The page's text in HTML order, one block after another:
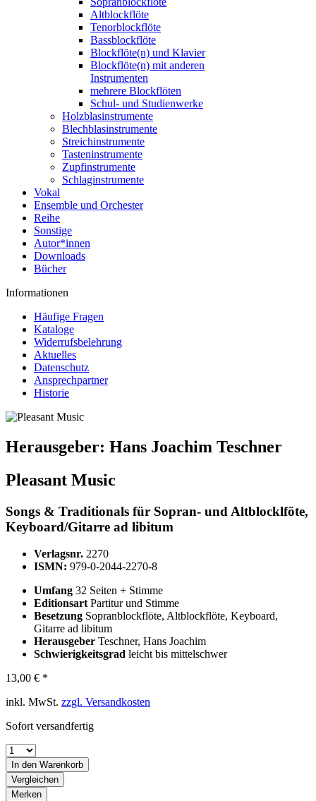
Altblockflöte
Tenorblockflöte
Bassblockflöte
Blockflöte(n) und Klavier
Blockflöte(n) mit anderen
Instrumenten
mehrere Blockflöten
Schul- und Studienwerke
Holzblasinstrumente
Blechblasinstrumente
Streichinstrumente
Tasteninstrumente
Zupfinstrumente
Schlaginstrumente
Vokal
Ensemble und Orchester
Reihe
Sonstige
Autor*innen
Downloads
Bücher
Informationen
Häufige Fragen
Kataloge
Widerrufsbelehrung
Aktuelles
Datenschutz
Ansprechpartner
Historie
Herausgeber: Hans Joachim Teschner
Pleasant Music
Songs & Traditionals für Sopran- und Altblocklföte,
Keyboard/Gitarre ad libitum
Verlagsnr. 2270
ISMN: 979-0-2044-2270-8
Umfang 32 Seiten + Stimme
EditionsartPartitur und Stimme
Besetzung Sopranblockflöte, Altblockflöte, Keyboard,
Gitarre ad libitum
Herausgeber Teschner, Hans Joachim
Schwierigkeitsgrad leicht bis mittelschwer
13,00 € *
inkl. MwSt. zzgl. Versandkosten
Sofort versandfertig
In den Warenkorb
Vergleichen
Merken